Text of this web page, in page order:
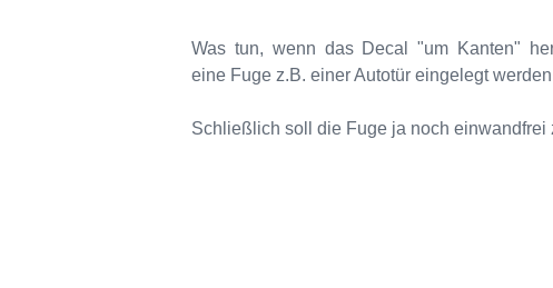
Was tun, wenn das Decal "um Kanten"
eine Fuge z.B. einer Autotür eingelegt
Schließlich soll die Fuge ja noch einwandfrei